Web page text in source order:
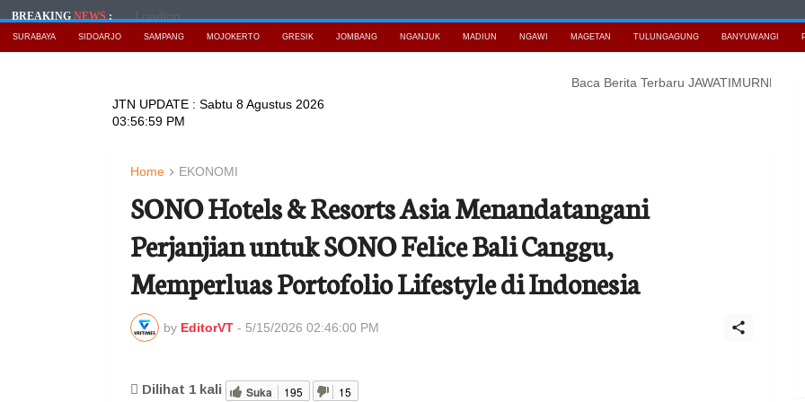
BREAKINGNEWS: Loading...
SURABAYA SIDOARJO SAMPANG MOJOKERTO GRESIK JOMBANG NGANJUK MADIUN NGAWI MAGETAN TULUNGAGUNG BANYUWANGI
Baca Berita Terbaru JAWATIMURNEWSBidik
JTN UPDATE : Sabtu 8 Agustus 2026
03:57:00 PM
Home EKONOMI
SONO Hotels & Resorts Asia Menandatangani
Perjanjian untuk SONO Felice Bali Canggu,
Memperluas Portofolio Lifestyle di Indonesia
by EditorVT - 5/15/2026 02:46:00 PM
Dilihat 1 kali Suka 195 15